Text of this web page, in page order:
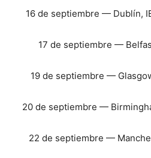
16 de septiembre — Dublín,
17 de septiembre —
19 de septiembre —
20 de septiembre —
22 de septiembre —